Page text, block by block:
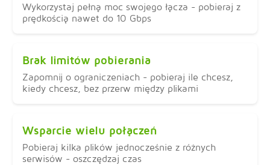
Wykorzystaj pełną moc swojego łącza - pobieraj z
prędkością nawet do 10 Gbps
Brak limitów pobierania
Zapomnij o ograniczeniach - pobieraj ile chcesz,
kiedy chcesz, bez przerw między plikami
Wsparcie wielu połączeń
Pobieraj kilka plików jednocześnie z różnych
serwisów - oszczędzaj czas